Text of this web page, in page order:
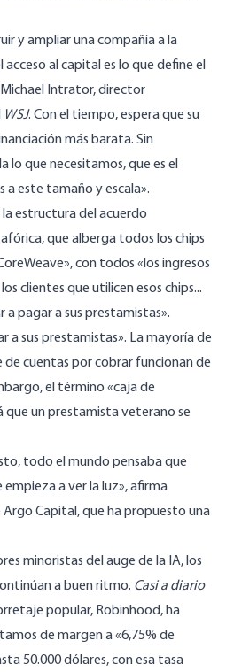
y ampliar una compañía a la
acceso al capital es lo que define el
Intrator, director
WSJ. Con el tiempo, espera que su
más barata. Sin
lo que necesitamos, que es el
a este tamaño y escala».
estructura del acuerdo
que alberga todos los chips
Weave»,con todos « los ingresos
clientes que utilicen esos chips...
a pagar a sus prestamistas».
a sus prestamistas». La mayoría de
cuentas por cobrar funcionan de
el término «caja de
que un prestamista veterano se
todo el mundo pensaba que
a ver la luz»,afirma
Capital, que ha propuesto una
minoristas del auge de la IA, los
a buen ritmo. Casi a diario
popular, Robinhood, ha
de margen a «6,75% de
50.000 dólares, con esa tasa